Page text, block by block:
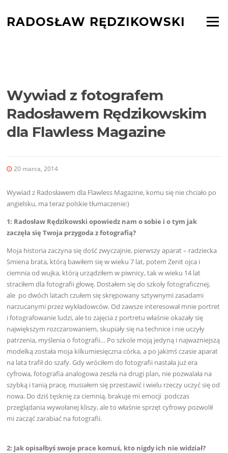
treściRADOSŁAW RĘDZIKOWSKI Menu
Wywiad z fotografem
Radosławem Rędzikowskim
dla Flawless Magazine
20 marca, 2014
Wywiad z Radosławem dla Flawless Magazine, komu się nie chciało po
angielsku, ma teraz polskie tłumaczenie:)
1: Radosław Rędzikowski opowiedz nam o sobie i o tym jak
zaczęła się Twoja przygoda z fotografią?
Moja historia zaczyna się dość zwyczajnie, pierwszy aparat – radziecka
Smiena brata, którą bawiłem się w wieku 7 lat, potem Zenit ojca i
ciemnia od wujka, którą urządziłem w piwnicy, tak w wieku 14 lat
straciłem dla fotografii głowę. Dostałem się do szkoły fotograficznej,
ale po dwóch latach czułem się skrępowany sztywnymi zasadami
narzucanymi przez wykładowców. Od zawsze interesował mnie portret
i fotografowanie ludzi, ale to zajęcia z portretu właśnie okazały się
największym rozczarowaniem, skupiały się na technice i nie uczyły
patrzenia, myślenia o fotografii… Po szkole moją jedyną i najważniejszą
modelką została moja kilkumiesięczna córka, a po jakimś czasie aparat
na lata trafił do szafy. Gdy wróciłem do fotografii nastała już era
cyfrowa, fotografia analogowa zeszła na drugi plan, nie pozwalała na
szybką i tanią pracę, musiałem się przestawić i wielu rzeczy uczyć się od
nowa. Do dziś tęsknię za ciemnią, brakuje mi emocji podczas
przeglądania wywołanej kliszy, ale to właśnie sprzęt cyfrowy pozwolił
mi zacząć zarabiać na fotografii.
2: Jak opisałbyś swoje prace komuś, kto nigdy ich nie widział?